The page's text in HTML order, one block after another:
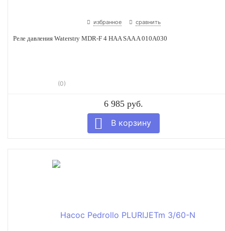
избранное сравнить
Реле давления Waterstry MDR-F 4 HAA SAA A 010A030
(0)
6 985 руб.